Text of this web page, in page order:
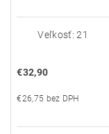
Veľkosť: 21
€32,90
€26,75 bez DPH